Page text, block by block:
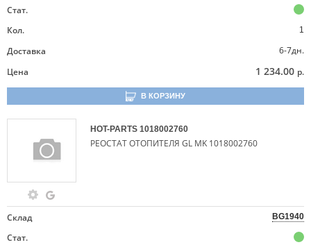
Стат.
Кол.
1
Доставка
6-7дн.
Цена
1 234.00 р.
В КОРЗИНУ
HOT-PARTS 1018002760
РЕОСТАТ ОТОПИТЕЛЯ GL MK 1018002760
Склад BG1940
Стат.